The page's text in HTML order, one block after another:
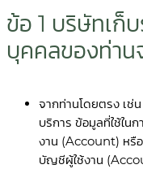
ข้อ 1 บริษัทเก็
บุคคลของท่าน
จากท่านโดยตรง เช่
บริการ ข้อมูลที่ใช้ใน
งาน (Account) หรือ
บัญชีผู้ใช้งาน